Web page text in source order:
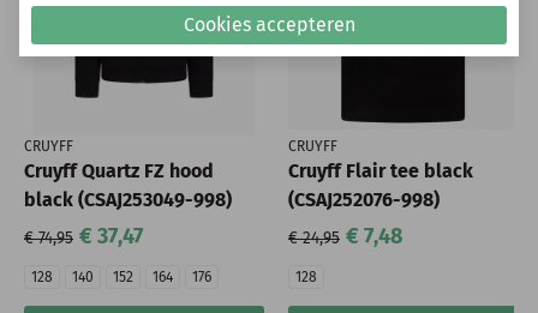
CRUYFF
Cruyff Quartz FZ hood
black (CSAJ253049-998)
€ 74,95 € 37,47
128 140 152 164 176
CRUYFF
Cruyff Flair tee black
(CSAJ252076-998)
€ 24,95 € 7,48
128
Cookies accepteren